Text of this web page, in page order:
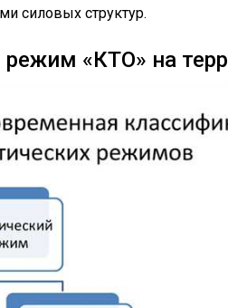
силовых структур.
режим «КТО» на